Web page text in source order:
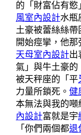
的「財富佔有
風室內設計水瓶
土豪被蕾絲絲帶
開始痙攣，他那
天母室內設計出
氣」與牛土豪的
被天秤座的「平
力量所鎖死。 健
本無法與我的
內設計富就是宇
「你們兩個都退